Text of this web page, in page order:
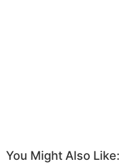
You Might Also Like: